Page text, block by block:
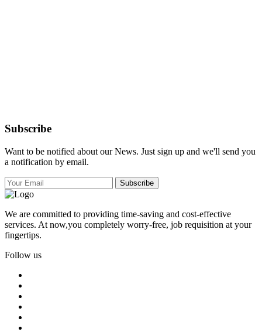
Subscribe
Want to be notified about our News. Just sign up and we'll send you
a notification by email.
Subscribe
We are committed to providing time-saving and cost-effective
services. At now,you completely worry-free, job requisition at your
fingertips.
Follow us